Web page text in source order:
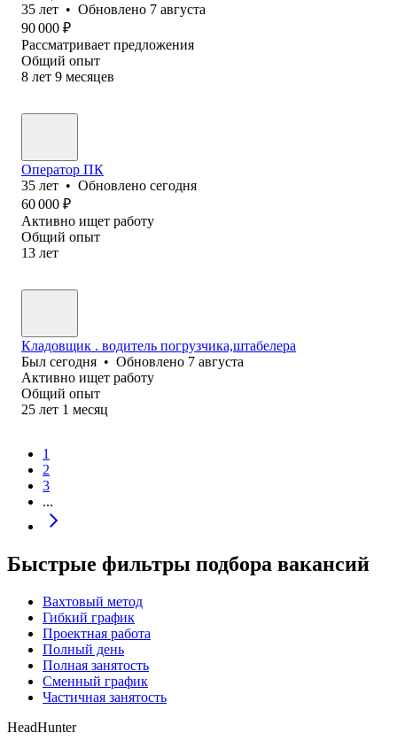
35 лет • Обновлено 7 августа
90 000 ₽
Рассматривает предложения
Общий опыт
8 лет 9 месяцев
Оператор ПК
35 лет • Обновлено сегодня
60 000 ₽
Активно ищет работу
Общий опыт
13 лет
Кладовщик . водитель погрузчика,штабелера
Был сегодня • Обновлено 7 августа
Активно ищет работу
Общий опыт
25 лет 1 месяц
1
2
3
...
Быстрые фильтры подбора вакансий
Вахтовый метод
Гибкий график
Проектная работа
Полный день
Полная занятость
Сменный график
Частичная занятость
HeadHunter